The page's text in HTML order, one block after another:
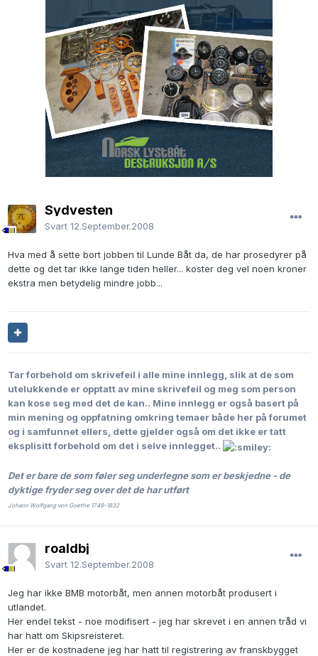
Sydvesten
Svart 12.September.2008
Hva med å sette bort jobben til Lunde Båt da, de har prosedyrer på
dette og det tar ikke lange tiden heller... koster deg vel noen kroner
ekstra men betydelig mindre jobb...
Tar forbehold om skrivefeil i alle mine innlegg, slik at de som
utelukkende er opptatt av mine skrivefeil og meg som person
kan kose seg med det de kan.. Mine innlegg er også basert på
min mening og oppfatning omkring temaer både her på forumet
og i samfunnet ellers, dette gjelder også om det ikke er tatt
eksplisitt forbehold om det i selve innlegget..
Det er bare de som føler seg underlegne som er beskjedne - de
dyktige fryder seg over det de har utført
Johann Wolfgang von Goethe 1749-1832
roaldbj
Svart 12.September.2008
Jeg har ikke BMB motorbåt, men annen motorbåt produsert i
utlandet.
Her endel tekst - noe modifisert - jeg har skrevet i en annen tråd vi
har hatt om Skipsreisteret.
Her er de kostnadene jeg har hatt til registrering av franskbygget